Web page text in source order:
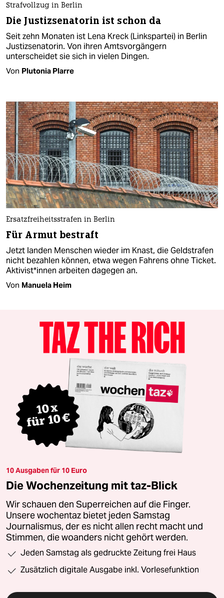
Strafvollzug in Berlin
Die Justizsenatorin ist schon da
Seit zehn Monaten ist Lena Kreck (Linkspartei) in Berlin
Justizsenatorin. Von ihren Amtsvorgängern
unterscheidet sie sich in vielen Dingen.
Von Plutonia Plarre
Ersatzfreiheitsstrafen in Berlin
Für Armut bestraft
Jetzt landen Menschen wieder im Knast, die Geldstrafen
nicht bezahlen können, etwa wegen Fahrens ohne Ticket.
Ak­ti­vis­t*in­nen arbeiten dagegen an.
Von Manuela Heim
10 Ausgaben für 10 Euro
Die Wochenzeitung mit taz-Blick
Wir schauen den Superreichen auf die Finger.
Unsere wochentaz bietet jeden Samstag
Journalismus, der es nicht allen recht macht und
Stimmen, die woanders nicht gehört werden.
Jeden Samstag als gedruckte Zeitung frei Haus
Zusätzlich digitale Ausgabe inkl. Vorlesefunktion